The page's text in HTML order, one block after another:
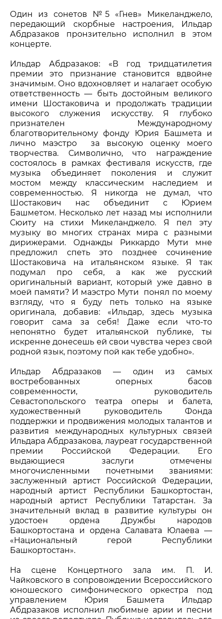
Один из сонетов №5 «Гнев» Микеланджело,
передающий скорбные настроения, Ильдар
Абдразаков пронзительно исполнил в этом
концерте.
Ильдар Абдразаков: «В год тридцатилетия
премии это признание становится вдвойне
значимым. Оно вдохновляет и налагает особую
ответственность — быть достойным великого
имени Шостаковича и продолжать традиции
высокого служения искусству. Я глубоко
признателен Международному
благотворительному фонду Юрия Башмета и
лично маэстро за высокую оценку моего
творчества. Символично, что награждение
состоялось в рамках фестиваля искусств, где
музыка объединяет поколения и служит
мостом между классическим наследием и
современностью. Я никогда не думал, что
Шостакович нас объединит с Юрием
Башметом. Несколько лет назад мы исполнили
Сюиту на стихи Микеланджело. Я пел эту
музыку во многих странах мира с разными
дирижерами. Однажды Риккардо Мути мне
предложил спеть это позднее сочинение
Шостаковича на итальянском языке. Я так
подумал про себя, а как же русский
оригинальный вариант, который уже давно в
моей памяти? И маэстро Мути понял по моему
взгляду, что я буду петь только на языке
оригинала, добавив: «Ильдар, здесь музыка
говорит сама за себя! Даже если что-то
непонятно будет итальянской публике, ты
искренне донесешь ей свои чувства через свой
родной язык, поэтому пой как тебе удобно».
Ильдар Абдразаков — один из самых
востребованных оперных басов
современности, руководитель
Севастопольского театра оперы и балета,
художественный руководитель Фонда
поддержки и продвижения молодых талантов и
развития международных культурных связей
Ильдара Абдразакова, лауреат государственной
премии Российской Федерации. Его
выдающиеся заслуги отмечены
многочисленными почетными званиями:
заслуженный артист Российской Федерации,
народный артист Республики Башкортостан,
народный артист Республики Татарстан. За
значительный вклад в развитие культуры он
удостоен ордена Дружбы народов
Башкортостана и ордена Салавата Юлаева —
«Национальный герой Республики
Башкортостан».
На сцене Концертного зала им. П. И.
Чайковского в сопровождении Всероссийского
юношеского симфонического оркестра под
управлением Юрия Башмета Ильдар
Абдразаков исполнил любимые арии и песни